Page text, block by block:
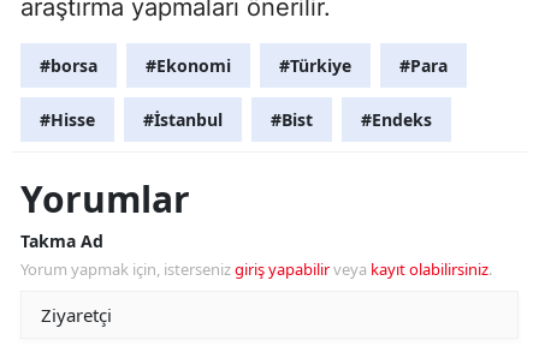
araştırma yapmaları önerilir.
#borsa #Ekonomi #Türkiye #Para
#Hisse #İstanbul #Bist #Endeks
Yorumlar
Takma Ad
Yorum yapmak için, istersenizgiriş yapabilirveya kayıt olabilirsiniz.